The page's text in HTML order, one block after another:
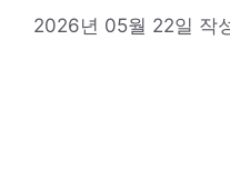
2026년 05월 22일 작